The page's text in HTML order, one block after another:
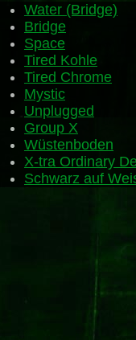
Water (Bridge)
Bridge
Space
Tired Kohle
Tired Chrome
Mystic
Unplugged
Group X
Wüstenboden
X-tra Ordinary
Schwarz auf